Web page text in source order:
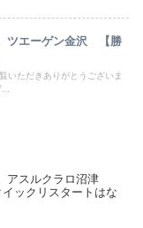
エーゲン金沢 【勝
いただきありがとうございま
スルクラロ沼津
ックリスタートはな